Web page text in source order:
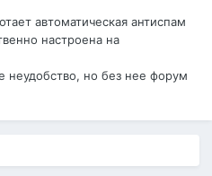
автоматическая антиспам
настроена на
неудобство, но без нее форум